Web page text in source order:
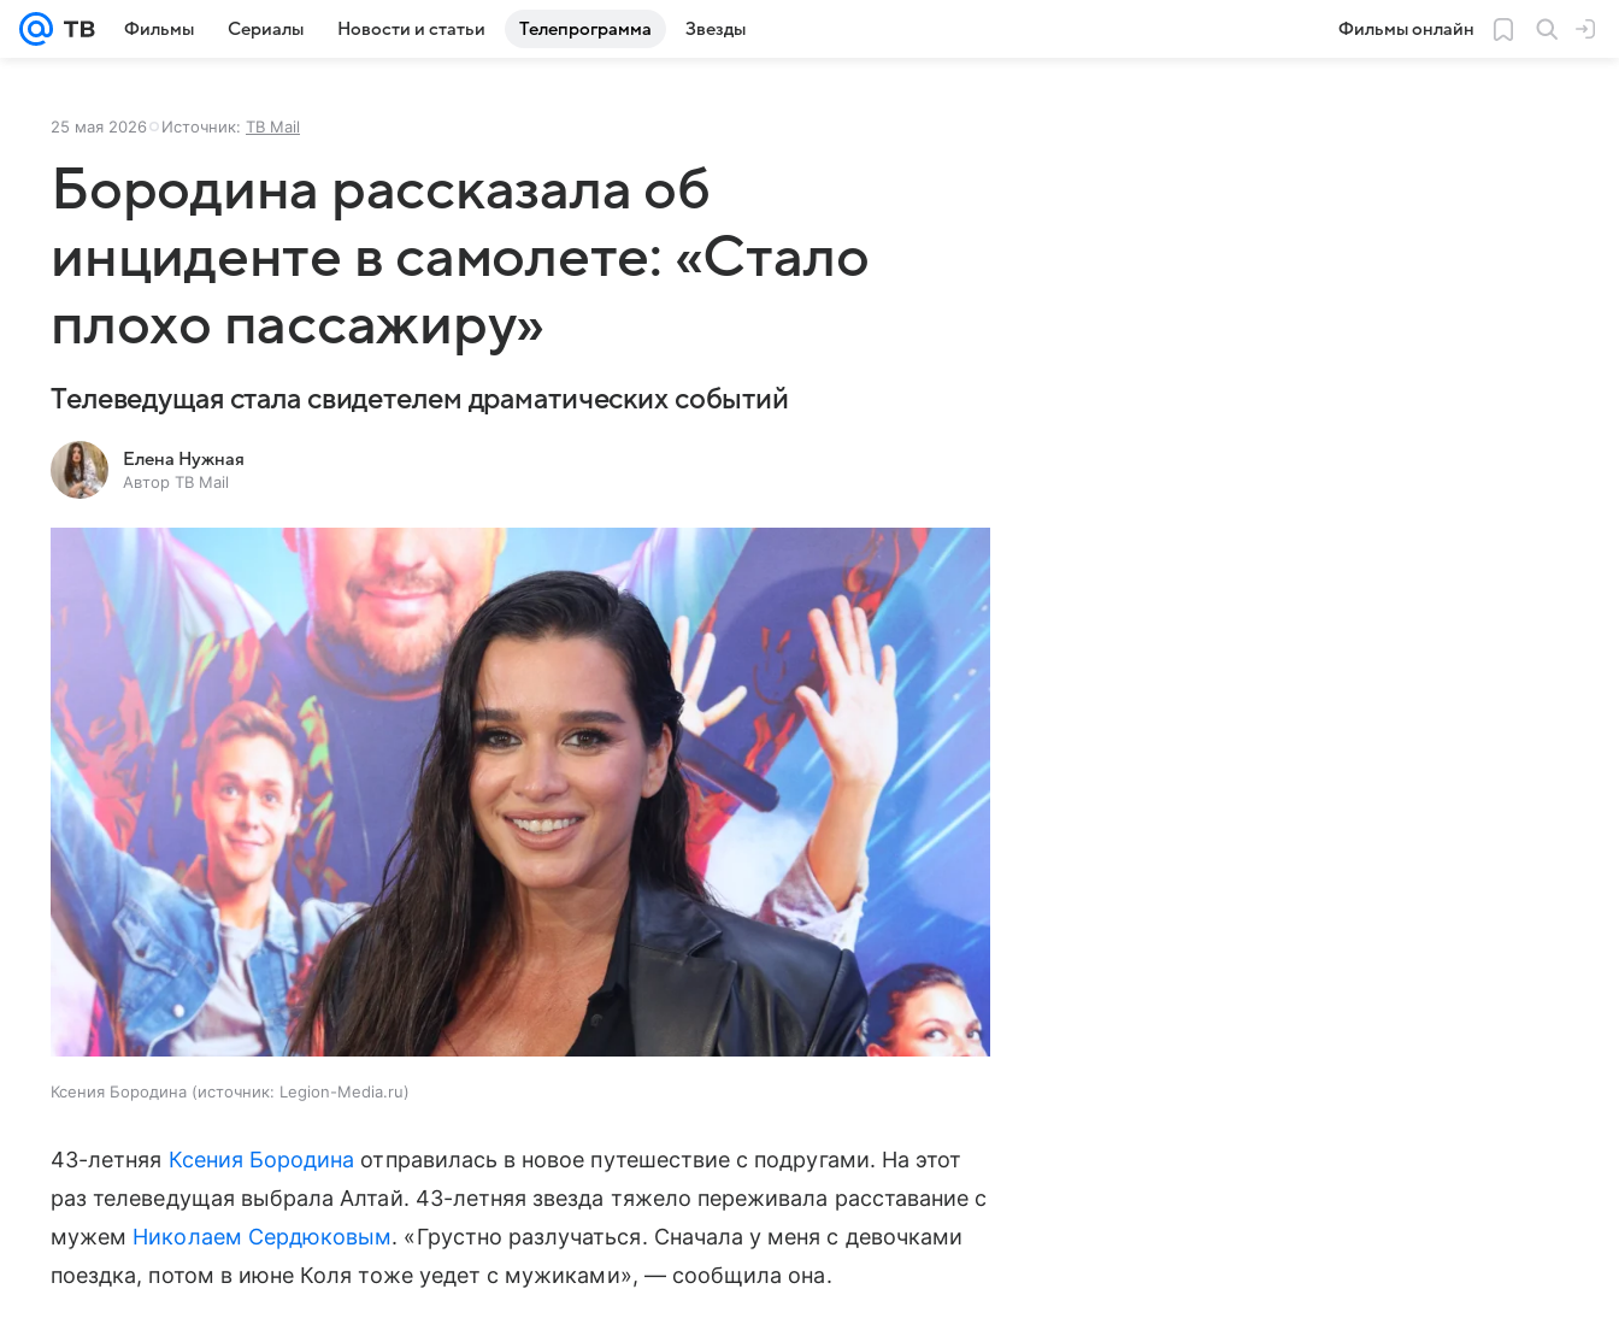
Фильмы Сериалы Новости и статьи Телепрограмма Звезды Фильмы онлайн
25 мая 2026 Источник: ТВ Mail
Бородина рассказала об
инциденте в самолете: «Стало
плохо пассажиру»
Телеведущая стала свидетелем драматических событий
Елена Нужная
Автор ТВ Mail
Ксения Бородина источник: Legion-Media.ru
43-летняя Ксения Бородина отправилась в новое путешествие с подругами. На этот
раз телеведущая выбрала Алтай. 43-летняя звезда тяжело переживала расставание с
мужем Николаем Сердюковым. «Грустно разлучаться. Сначала у меня с девочками
поездка, потом в июне Коля тоже уедет с мужиками», — сообщила она.